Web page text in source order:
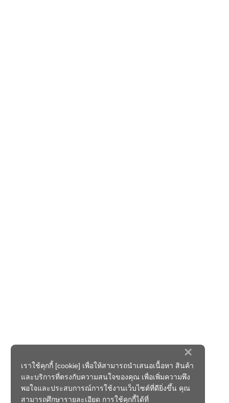
×
เราใช้คุกกี้ [cookie] เพื่อให้สามารถนำเสนอเนื้อหา สินค้า
และบริการที่ตรงกับความสนใจของคุณ เพื่อเพิ่มความพึง
พอใจและประสบการณ์การใช้งานเว็บไซต์ที่ดียิ่งขึ้น คุณ
สามารถศึกษารายละเอียด การใช้คุกกี้ได้ที่